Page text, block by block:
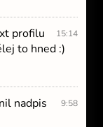
profilu 15:14
to hned :)
nadpis 9:58